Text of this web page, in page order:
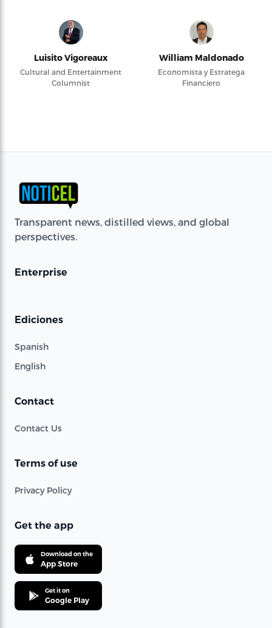
Luisito Vigoreaux
Cultural and Entertainment
Columnist
William Maldonado
Economista y Estratega
Financiero
Transparent news, distilled views, and global
perspectives.
Enterprise
Ediciones
Spanish
English
Contact
Contact Us
Terms of use
Privacy Policy
Get the app
Download on the
App Store
Get it on
Google Play